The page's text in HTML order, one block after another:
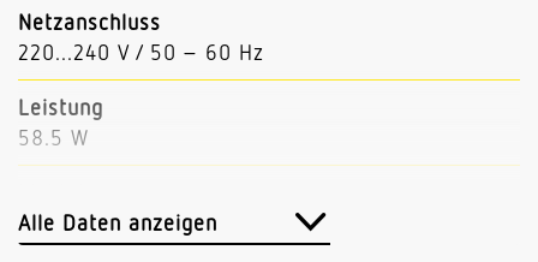
Netzanschluss
220...240 V / 50 – 60 Hz
Leistung
58.5 W
9480 lm
Alle Daten anzeigen